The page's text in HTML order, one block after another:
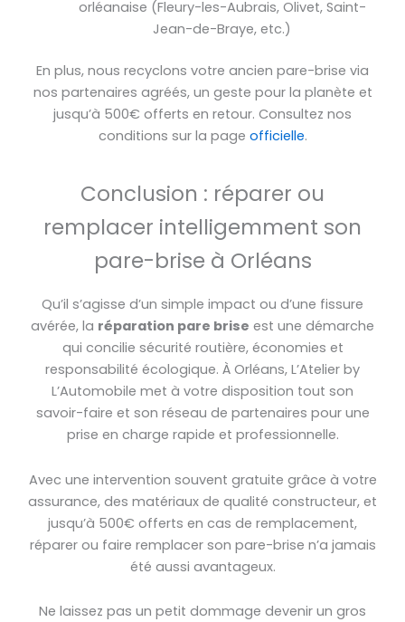
orléanaise (Fleury-les-Aubrais, Olivet, Saint-
Jean-de-Braye, etc.)
En plus, nous recyclons votre ancien pare-brise via
nos partenaires agréés, un geste pour la planète et
jusqu’à 500€ offerts en retour. Consultez nos
conditions sur la page officielle.
Conclusion : réparer ou
remplacer intelligemment son
pare-brise à Orléans
Qu’il s’agisse d’un simple impact ou d’une fissure
avérée, la réparation pare brise est une démarche
qui concilie sécurité routière, économies et
responsabilité écologique. À Orléans, L’Atelier by
L’Automobile met à votre disposition tout son
savoir-faire et son réseau de partenaires pour une
prise en charge rapide et professionnelle.
Avec une intervention souvent gratuite grâce à votre
assurance, des matériaux de qualité constructeur, et
jusqu’à 500€ offerts en cas de remplacement,
réparer ou faire remplacer son pare-brise n’a jamais
été aussi avantageux.
Ne laissez pas un petit dommage devenir un gros